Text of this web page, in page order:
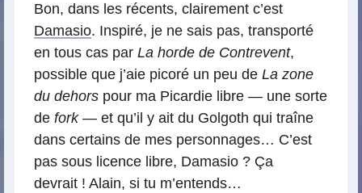
Bon, dans les récents, clairement c’est
Damasio. Inspiré, je ne sais pas, transporté
en tous cas par La horde de Contrevent,
possible que j’aie picoré un peu de La zone
du dehors pour ma Picardie libre — une sorte
de fork— et qu’il y ait du Golgoth qui traîne
dans certains de mes personnages… C’est
pas sous licence libre, Damasio ? Ça
devrait ! Alain, si tu m’entends…